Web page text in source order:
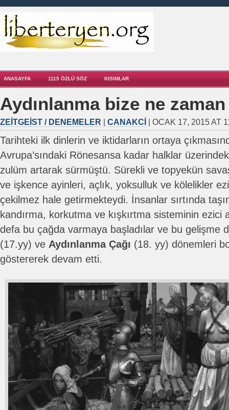
ANASAYFA 1115 ÖZLÜ SÖZ KISIMLAR
Aydınlanma bize ne
ZEITGEIST / DENEMELER | CANAKCI | OCAK 17, 2015 AT
Tarihteki ilk dinlerin ve iktidarların ortaya
Avrupa’sındaki Rönesansa kadar halklar
zulüm artarak sürmüştü. Sürekli ve topyekün
ve işkence ayinleri, açlık, yoksulluk ve kölelikler
çekilmez hale getirmekteydi. İnsanlar sırtında
kandırma, korkutma ve kışkırtma sisteminin ezici
defa bu çağda varmaya başladılar ve bu gelişme
(17.yy) ve Aydınlanma Çağı (18. yy) dönemleri
göstererek devam etti.